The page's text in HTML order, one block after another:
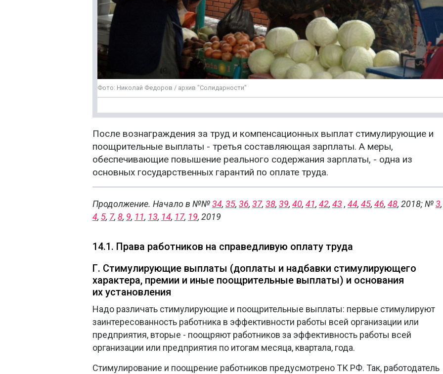
Фото: Николай Федоров / архив "Солидарности"
После вознаграждения за труд и компенсационных выплат стимулирующие и
поощрительные выплаты - третья составляющая зарплаты. А меры,
обеспечивающие повышение реального содержания зарплаты, - одна из
основных государственных гарантий по оплате труда.
Продолжение. Начало в №№34, 35, 36, 37, 38, 39, 40, 41, 42, 43, 44, 45, 46, 48, 2018; №3,
4, 5, 7, 8, 9, 11, 13, 14, 17, 19, 2019
14.1. Права работников на справедливую оплату труда
Г. Стимулирующие выплаты (доплаты и надбавки стимулирующего
характера, премии и иные поощрительные выплаты) и основания
их установления
Надо различать стимулирующие и поощрительные выплаты: первые стимулируют
заинтересованность работника в эффективности работы всей организации или
предприятия, вторые - поощряют работников за эффективность работы всей
организации или предприятия по итогам месяца, квартала, года.
Стимулирование и поощрение работников предусмотрено ТК РФ. Так, работодатель